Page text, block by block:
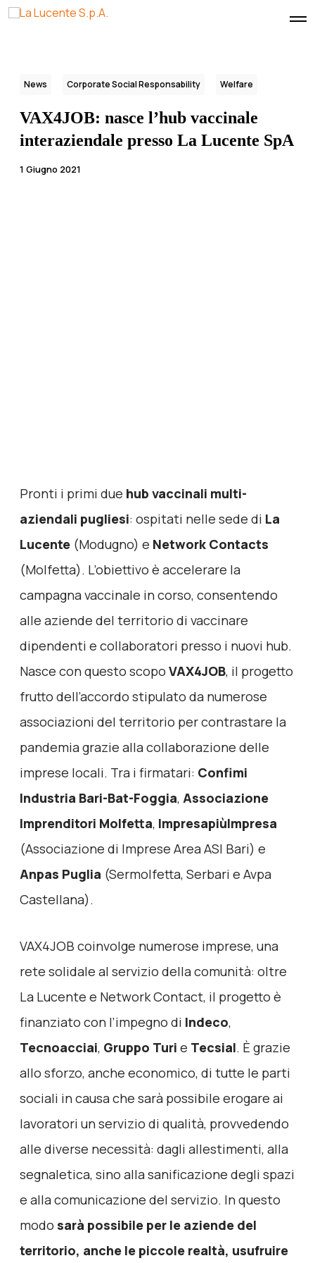
O
News Corporate Social Responsability Welfare
VAX4JOB: nasce l’hub vaccinale
interaziendale presso La Lucente SpA
1 Giugno 2021
Pronti i primi due hub vaccinali multi-
aziendali pugliesi: ospitati nelle sede di La
Lucente (Modugno) e Network Contacts
(Molfetta). L’obiettivo è accelerare la
campagna vaccinale in corso, consentendo
alle aziende del territorio di vaccinare
dipendenti e collaboratori presso i nuovi hub.
Nasce con questo scopo VAX4JOB, il progetto
frutto dell’accordo stipulato da numerose
associazioni del territorio per contrastare la
pandemia grazie alla collaborazione delle
imprese locali. Tra i firmatari: Confimi
Industria Bari-Bat-Foggia, Associazione
Imprenditori Molfetta, ImpresapiùImpresa
(Associazione di Imprese Area ASI Bari) e
Anpas Puglia (Sermolfetta, Serbari e Avpa
Castellana).
VAX4JOB coinvolge numerose imprese, una
rete solidale al servizio della comunità: oltre
La Lucente e Network Contact, il progetto è
finanziato con l’impegno di Indeco,
Tecnoacciai, Gruppo Turi e Tecsial. È grazie
allo sforzo, anche economico, di tutte le parti
sociali in causa che sarà possibile erogare ai
lavoratori un servizio di qualità, provvedendo
alle diverse necessità: dagli allestimenti, alla
segnaletica, sino alla sanificazione degli spazi
e alla comunicazione del servizio. In questo
modo sarà possibile per le aziende del
territorio, anche le piccole realtà, usufruire